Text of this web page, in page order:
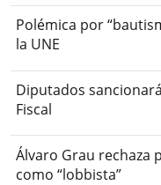
Polémica por
la UNE
Diputados
Fiscal
Álvaro Grau rechaza
como “lobbista”